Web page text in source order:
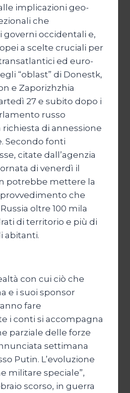
implicazioni geo-
che
governi occidentali e,
a scelte cruciali per
ed euro-
“oblast” di Donestk,
e Zaporizhzhia
27 e subito dopo i
russo
di annessione
Secondo fonti
citate dall’agenzia
di venerdì il
potrebbe mettere la
che
oltre 100 mila
di territorio e più di
abitanti.
con cui ciò che
e i suoi sponsor
fare
i conti si accompagna
parziale delle forze
settimana
Putin. L’evoluzione
militare speciale”,
scorso, in guerra